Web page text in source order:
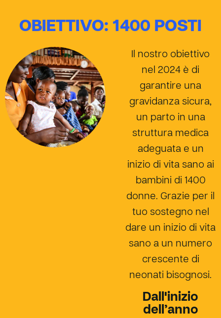
OBIETTIVO: 1400 POSTI
Il nostro obiettivo
nel 2024 è di
garantire una
gravidanza sicura,
un parto in una
struttura medica
adeguata e un
inizio di vita sano ai
bambini di 1400
donne. Grazie per il
tuo sostegno nel
dare un inizio di vita
sano a un numero
crescente di
neonati bisognosi.
Dall'inizio
dell’anno